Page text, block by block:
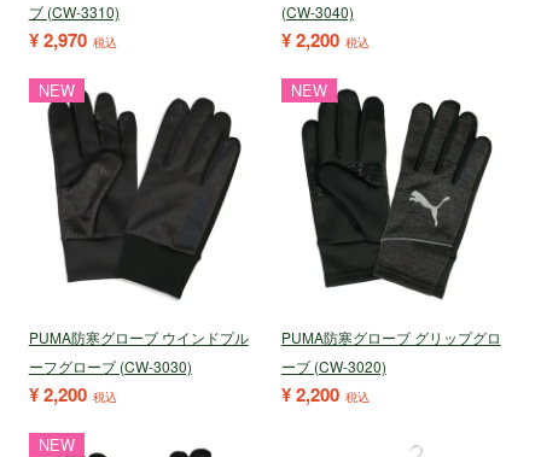
ブ (CW-3310)
¥2,970 税込
(CW-3040)
¥2,200 税込
NEW
PUMA防寒グローブ ウインドプル
ーフグローブ (CW-3030)
¥2,200 税込
NEW
PUMA防寒グローブ グリップグロ
ーブ (CW-3020)
¥2,200 税込
NEW